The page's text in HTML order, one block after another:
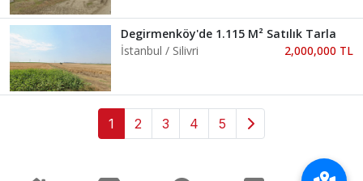
Degirmenköy'de 1.115 M² Satılık Tarla
İstanbul / Silivri
2,000,000 TL
1 2 3 4 5